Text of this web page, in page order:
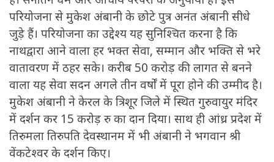
परियोजना से मुकेश अंबानी के छोटे पुत्र अनंत अंबानी सीधे
जुड़े हैं। परियोजना का उद्देश्य यह सुनिश्चित करना है कि
नाथद्वारा आने वाला हर भक्त सेवा, सम्मान और भक्ति से भरे
वातावरण में ठहर सके। करीब 50 करोड़ की लागत से बनने
वाला यह सेवा सदन अगले तीन वर्षों में पूरा होने की उम्मीद है।
मुकेश अंबानी ने केरल के त्रिशूर जिले में स्थित गुरुवायुर मंदिर
में दर्शन कर 15 करोड़ रु का दान दिया। साथ ही आंध्र प्रदेश में
तिरुमला तिरुपति देवस्थानम में भी अंबानी ने भगवान श्री
वेंकटेश्वर के दर्शन किए।